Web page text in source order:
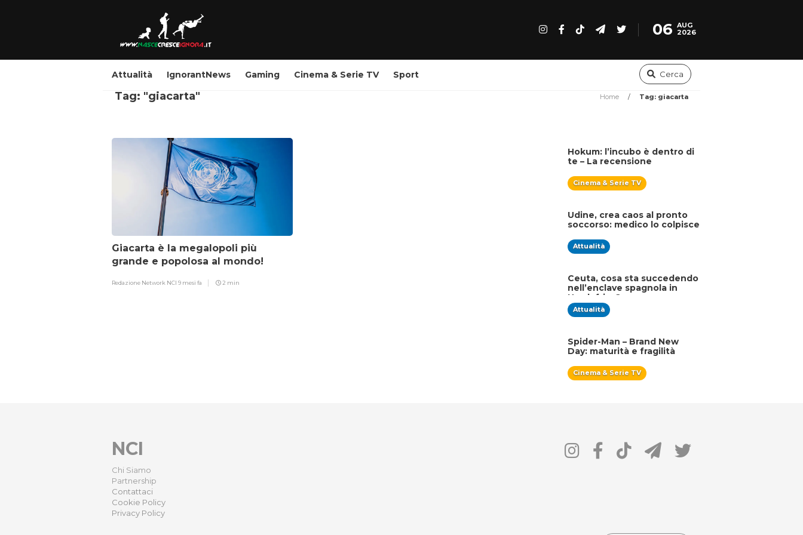
06 AUG
2026
Attualità IgnorantNews Gaming Cinema & Serie TV Sport Cerca
Tag: "giacarta" Home / Tag: giacarta
Giacarta è la megalopoli più
grande e popolosa al mondo!
Redazione Network NCI 9 mesi fa 2 min
Hokum: l’incubo è dentro di
te – La recensione
Cinema & Serie TV
Udine, crea caos al pronto
soccorso: medico lo colpisce
Attualità
Ceuta, cosa sta succedendo
nell’enclave spagnola in
Nordafrica?
Attualità
Spider-Man – Brand New
Day: maturità e fragilità
Cinema & Serie TV
NCI
Chi Siamo
Partnership
Contattaci
Cookie Policy
Privacy Policy